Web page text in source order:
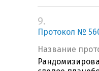
9.
Протокол №
Название